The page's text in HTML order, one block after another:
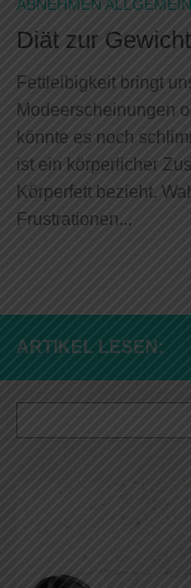
ABNEHMEN ALLGEMEIN
Diät zur
Fettleibigkeit bringt
Modeerscheinungen
könnte es noch
ist ein körperlicher
Körperfett bezieht.
Frustrationen...
ARTIKEL LESEN: